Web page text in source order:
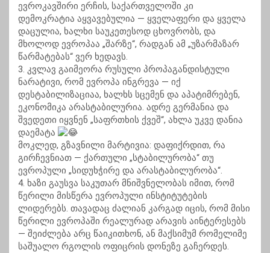
ევროკავშირი ერჩის, საქართველოში კი
დემოკრატია აყვავებულია — ყველაფერი და ყველა
დაცულია, ხალხი საუკეთესოდ ცხოვრობს, და
მხოლოდ ევროპაა „შარზე“, რადგან ამ „უზარმაზარ
წარმატებას“ ვერ ხედავს.
3. კვლავ გაიმეორა რუსული პროპაგანდისტული
ნარატივი, რომ ევროპა ინგრევა — იქ
დესტაბილიზაციაა, ხალხს სცემენ და აპატიმრებენ,
ეკონომიკა არასტაბილურია. ადრე გერმანია და
შვედეთი იყვნენ „საფრთხის ქვეშ“, ახლა უკვე დანია
დაემატა
მოკლედ, გზავნილი მარტივია: დაფიქრდით, რა
გირჩევნიათ — ქართული „სტაბილურობა“ თუ
ევროპული „სიდუხჭირე და არასტაბილურობა“.
4. ხაზი გაუსვა საკუთარ მნიშვნელობას იმით, რომ
წერილი მისწერა ევროპული ინსტიტუტების
ლიდერებს. თავადაც ძალიან კარგად იცის, რომ მისი
წერილი ევროპაში რეალურად არავის აინტერესებს
— შეიძლება არც წაიკითხონ, ან მაქსიმუმ რომელიმე
საშუალო რგოლის ოფიცრის დონეზე გაჩერდეს.